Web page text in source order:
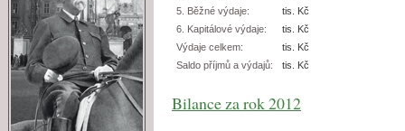
5. Běžné výdaje:
tis. Kč
6. Kapitálové výdaje:
tis. Kč
Výdaje celkem:
tis. Kč
Saldo příjmů a výdajů:
tis. Kč
Bilance za rok 2012